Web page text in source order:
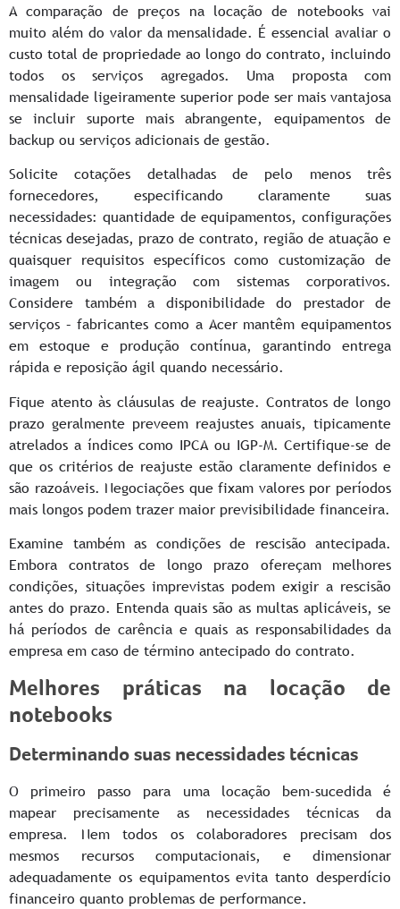
A comparação de preços na locação de notebooks vai
muito além do valor da mensalidade. É essencial avaliar o
custo total de propriedade ao longo do contrato, incluindo
todos os serviços agregados. Uma proposta com
mensalidade ligeiramente superior pode ser mais vantajosa
se incluir suporte mais abrangente, equipamentos de
backup ou serviços adicionais de gestão.
Solicite cotações detalhadas de pelo menos três
fornecedores, especificando claramente suas
necessidades: quantidade de equipamentos, configurações
técnicas desejadas, prazo de contrato, região de atuação e
quaisquer requisitos específicos como customização de
imagem ou integração com sistemas corporativos.
Considere também a disponibilidade do prestador de
serviços – fabricantes como a Acer mantêm equipamentos
em estoque e produção contínua, garantindo entrega
rápida e reposição ágil quando necessário.
Fique atento às cláusulas de reajuste. Contratos de longo
prazo geralmente preveem reajustes anuais, tipicamente
atrelados a índices como IPCA ou IGP-M. Certifique-se de
que os critérios de reajuste estão claramente definidos e
são razoáveis. Negociações que fixam valores por períodos
mais longos podem trazer maior previsibilidade financeira.
Examine também as condições de rescisão antecipada.
Embora contratos de longo prazo ofereçam melhores
condições, situações imprevistas podem exigir a rescisão
antes do prazo. Entenda quais são as multas aplicáveis, se
há períodos de carência e quais as responsabilidades da
empresa em caso de término antecipado do contrato.
Melhores práticas na locação de
notebooks
Determinando suas necessidades técnicas
O primeiro passo para uma locação bem-sucedida é
mapear precisamente as necessidades técnicas da
empresa. Nem todos os colaboradores precisam dos
mesmos recursos computacionais, e dimensionar
adequadamente os equipamentos evita tanto desperdício
financeiro quanto problemas de performance.